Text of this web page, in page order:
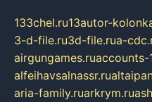
133chel.ru13autor-
3-d-file.ru3d-file.rua-
airgungames.ruaccounts-
alfeihavsalnassr.ru
aria-family.ruarkrym.ru